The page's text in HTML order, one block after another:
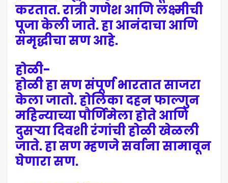
करतात. रात्री गणेश आणि लक्ष्मीची
पूजा केली जाते. हा आनंदाचा आणि
समृद्धीचा सण आहे.
होळी-
होळी हा सण संपूर्ण भारतात साजरा
केला जातो. होलिका दहन फाल्गुन
महिन्याच्या पौर्णिमेला होते आणि
दुसऱ्या दिवशी रंगांची होळी खेळली
जाते. हा सण म्हणजे सर्वाना सामावून
घेणारा सण.